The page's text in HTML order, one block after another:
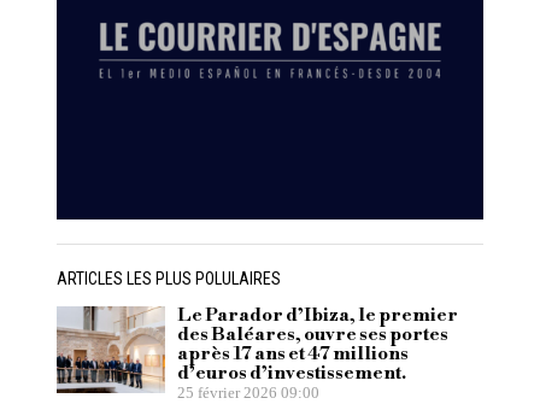
ARTICLES LES PLUS POLULAIRES
Le Parador d’Ibiza, le premier
des Baléares, ouvre ses portes
après 17 ans et 47 millions
d’euros d’investissement.
25 février 2026 09:00